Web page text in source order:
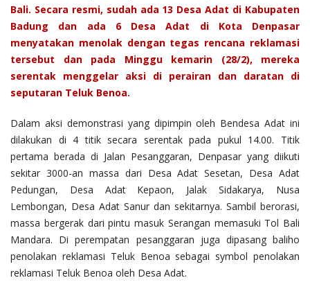
Bali. Secara resmi, sudah ada 13 Desa Adat di Kabupaten
Badung dan ada 6 Desa Adat di Kota Denpasar
menyatakan menolak dengan tegas rencana reklamasi
tersebut dan pada Minggu kemarin (28/2), mereka
serentak menggelar aksi di perairan dan daratan di
seputaran Teluk Benoa.
Dalam aksi demonstrasi yang dipimpin oleh Bendesa Adat ini
dilakukan di 4 titik secara serentak pada pukul 14.00. Titik
pertama berada di Jalan Pesanggaran, Denpasar yang diikuti
sekitar 3000-an massa dari Desa Adat Sesetan, Desa Adat
Pedungan, Desa Adat Kepaon, Jalak Sidakarya, Nusa
Lembongan, Desa Adat Sanur dan sekitarnya. Sambil berorasi,
massa bergerak dari pintu masuk Serangan memasuki Tol Bali
Mandara. Di perempatan pesanggaran juga dipasang baliho
penolakan reklamasi Teluk Benoa sebagai symbol penolakan
reklamasi Teluk Benoa oleh Desa Adat.